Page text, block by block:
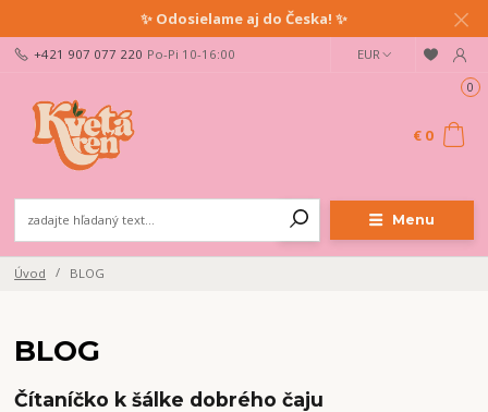
✨ Odosielame aj do Česka! ✨
Menu
EUR
+421 907 077 220 Po-Pi 10-16:00
0
€ 0
Úvod BLOG
BLOG
Čítaníčko k šálke dobrého čaju